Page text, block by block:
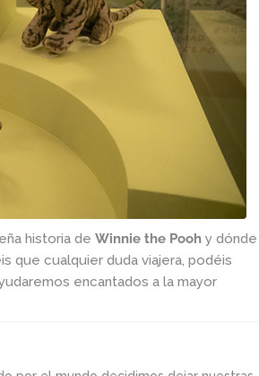
historia de Winnie the Pooh y dónde
que cualquier duda viajera, podéis
encantados a la mayor